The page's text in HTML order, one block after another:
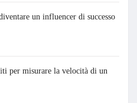
un influencer di successo
per misurare la velocità di un